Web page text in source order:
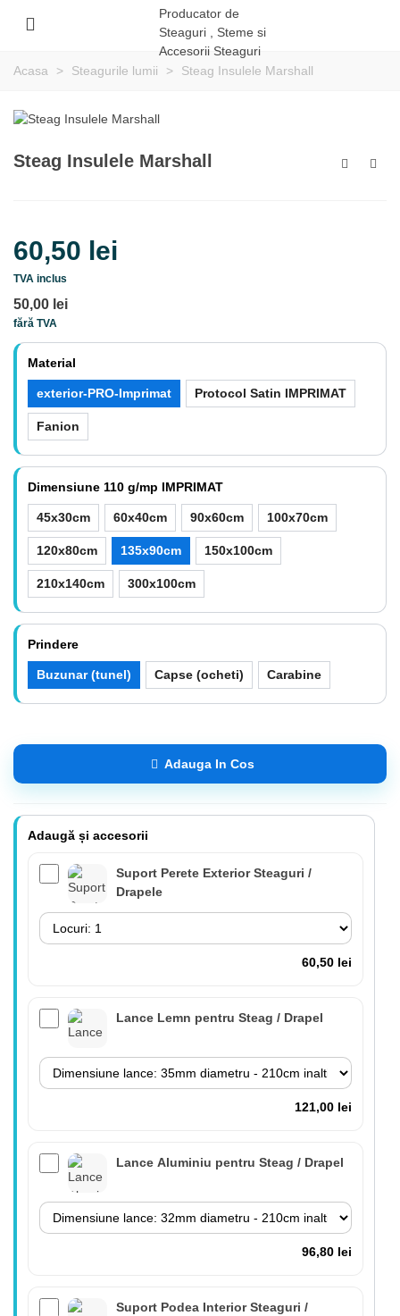
Acasa > Steagurile lumii > Steag Insulele Marshall
Steag Insulele Marshall
60,50 lei
TVA inclus
50,00 lei
fără TVA
Material
exterior-PRO-Imprimat Protocol Satin IMPRIMAT
Fanion
Dimensiune 110 g/mp IMPRIMAT
45x30cm 60x40cm 90x60cm 100x70cm
120x80cm 135x90cm 150x100cm
210x140cm 300x100cm
Prindere
Buzunar (tunel) Capse (ocheti) Carabine
Adauga In Cos
Adaugă și accesorii
Suport Perete Exterior Steaguri /
Drapele
60,50 lei
Lance Lemn pentru Steag / Drapel
121,00 lei
Lance Aluminiu pentru Steag / Drapel
96,80 lei
Suport Podea Interior Steaguri /